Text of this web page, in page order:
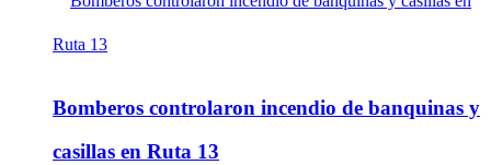
Bomberos controlaron incendio de banquinas y
casillas en Ruta 13